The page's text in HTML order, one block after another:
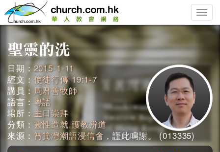
Toggle
日期：2015-1-11
經文：使徒行傳 19:1-7
講員： 周君善牧師
語言： 粵語
場所： 主日崇拜
分類： 靈性造就,護教辨道
來源： 筲箕灣潮語浸信會 ，謹此鳴謝。 (013335)